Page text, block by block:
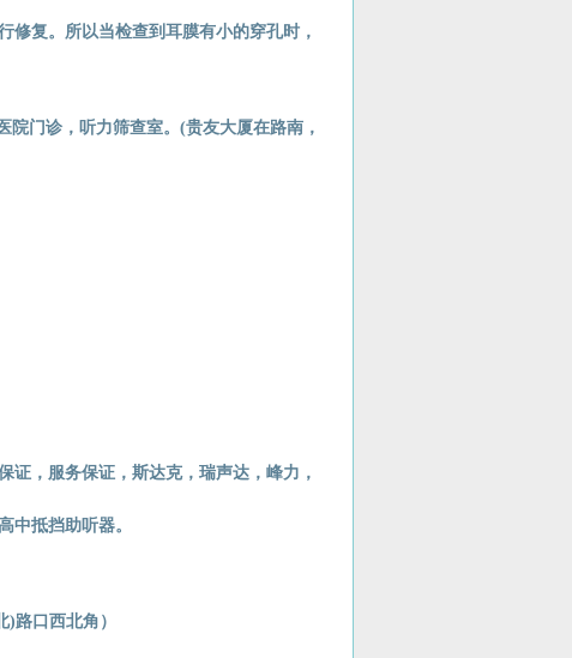
修复。所以当检查到耳膜有小的穿孔时，
门诊，听力筛查室。(贵友大厦在路南，
证，服务保证，斯达克，瑞声达，峰力，
中抵挡助听器。
路口西北角）